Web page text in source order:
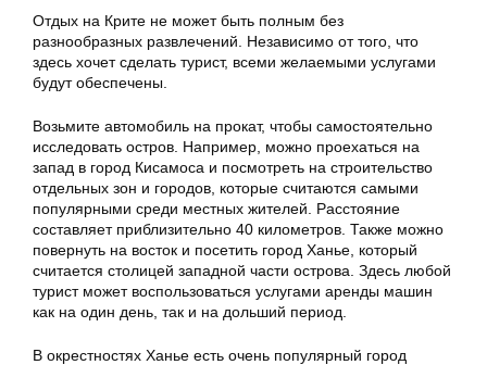
Отдых на Крите не может быть полным без
разнообразных развлечений. Независимо от того, что
здесь хочет сделать турист, всеми желаемыми услугами
будут обеспечены.
Возьмите автомобиль на прокат, чтобы самостоятельно
исследовать остров. Например, можно проехаться на
запад в город Кисамоса и посмотреть на строительство
отдельных зон и городов, которые считаются самыми
популярными среди местных жителей. Расстояние
составляет приблизительно 40 километров. Также можно
повернуть на восток и посетить город Ханье, который
считается столицей западной части острова. Здесь любой
турист может воспользоваться услугами аренды машин
как на один день, так и на дольший период.
В окрестностях Ханье есть очень популярный город